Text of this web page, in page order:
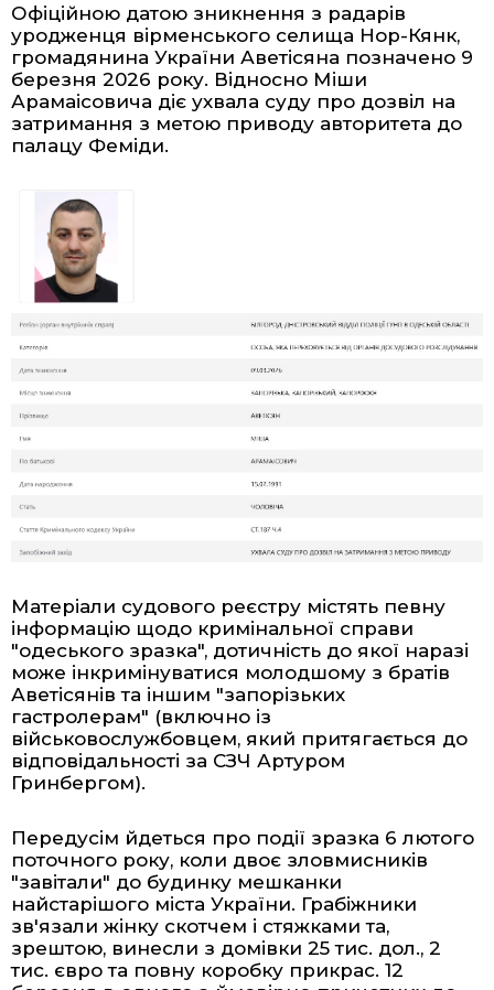
Офіційною датою зникнення з радарів
уродженця вірменського селища Нор-Кянк,
громадянина України Аветісяна позначено 9
березня 2026 року. Відносно Міши
Арамаісовича діє ухвала суду про дозвіл на
затримання з метою приводу авторитета до
палацу Феміди.
Матеріали судового реєстру містять певну
інформацію щодо кримінальної справи
"одеського зразка", дотичність до якої наразі
може інкримінуватися молодшому з братів
Аветісянів та іншим "запорізьких
гастролерам" (включно із
військовослужбовцем, який притягається до
відповідальності за СЗЧ Артуром
Гринбергом).
Передусім йдеться про події зразка 6 лютого
поточного року, коли двоє зловмисників
"завітали" до будинку мешканки
найстарішого міста України. Грабіжники
зв'язали жінку скотчем і стяжками та,
зрештою, винесли з домівки 25 тис. дол., 2
тис. євро та повну коробку прикрас. 12